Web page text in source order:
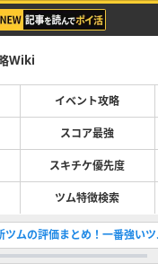
Wiki
イベント攻略
スコア最強
スキチケ優先度
ツム特徴検索
ムの評価まとめ！一番強いツ